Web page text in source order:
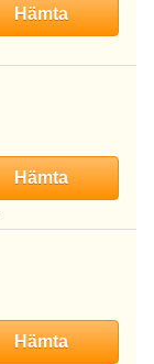
Hämta
Hämta
Hämta